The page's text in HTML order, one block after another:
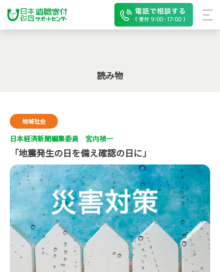
読み物
地域社会
日本経済新聞編集委員 宮内禎一
「地震発生の日を備え確認の日に」